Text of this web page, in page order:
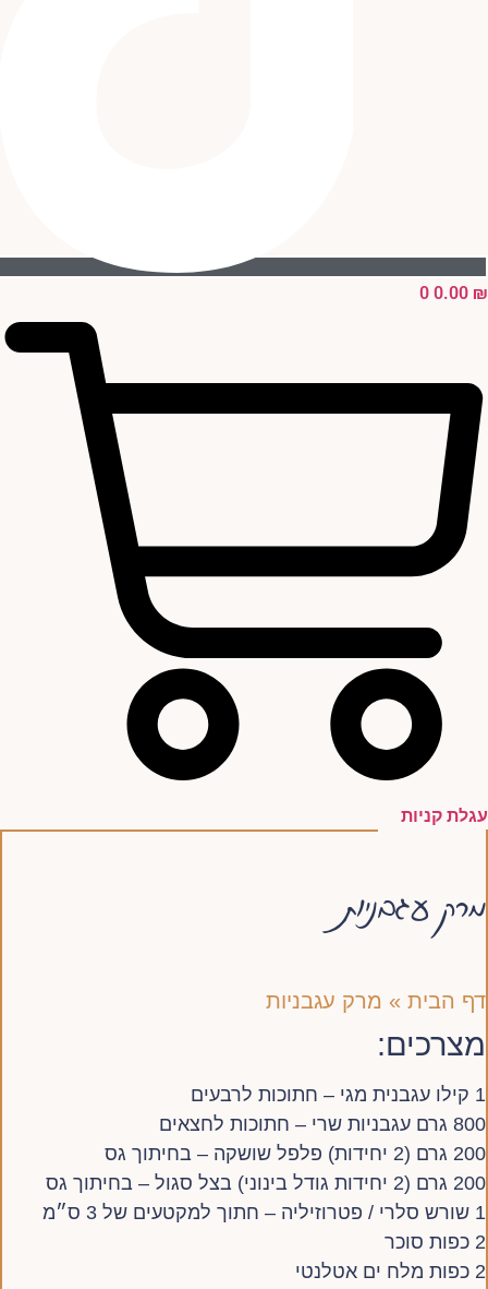
0.00 ₪
0
עגלת קניות
מרק עגבניות
דף הבית » מרק עגבניות
מצרכים:
1 קילו עגבנית מגי – חתוכות לרבעים
800 גרם עגבניות שרי – חתוכות לחצאים
200 גרם (2 יחידות) פלפל שושקה – בחיתוך גס
200 גרם (2 יחידות גודל בינוני) בצל סגול – בחיתוך גס
1 שורש סלרי / פטרוזיליה – חתוך למקטעים של 3 ס״מ
2 כפות סוכר
2 כפות מלח ים אטלנטי